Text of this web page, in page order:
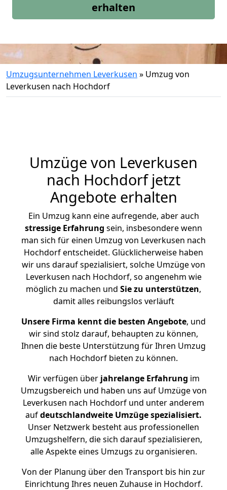
erhalten
Umzugsunternehmen Leverkusen » Umzug von
Leverkusen nach Hochdorf
Umzüge von Leverkusen
nach Hochdorf jetzt
Angebote erhalten
Ein Umzug kann eine aufregende, aber auch
stressige Erfahrung sein, insbesondere wenn
man sich für einen Umzug von Leverkusen nach
Hochdorf entscheidet. Glücklicherweise haben
wir uns darauf spezialisiert, solche Umzüge von
Leverkusen nach Hochdorf, so angenehm wie
möglich zu machen und Sie zu unterstützen,
damit alles reibungslos verläuft
Unsere Firma kennt die besten Angebote, und
wir sind stolz darauf, behaupten zu können,
Ihnen die beste Unterstützung für Ihren Umzug
nach Hochdorf bieten zu können.
Wir verfügen überjahrelange Erfahrung im
Umzugsbereich und haben uns auf Umzüge von
Leverkusen nach Hochdorf und unter anderem
aufdeutschlandweite Umzüge spezialisiert.
Unser Netzwerk besteht aus professionellen
Umzugshelfern, die sich darauf spezialisieren,
alle Aspekte eines Umzugs zu organisieren.
Von der Planung über den Transport bis hin zur
Einrichtung Ihres neuen Zuhause in Hochdorf.